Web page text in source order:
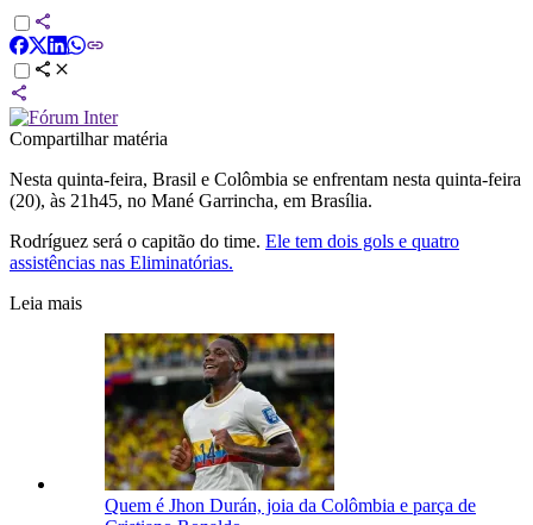
Compartilhar matéria
Nesta quinta-feira, Brasil e Colômbia se enfrentam nesta quinta-feira
(20), às 21h45, no Mané Garrincha, em Brasília.
Rodríguez será o capitão do time. Ele tem dois gols e quatro
assistências nas Eliminatórias.
Leia mais
Quem é Jhon Durán, joia da Colômbia e parça de